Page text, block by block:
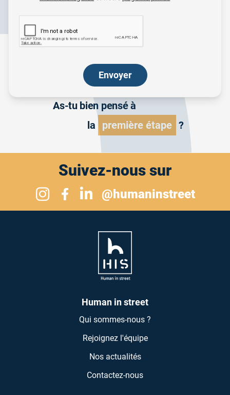
Envoyer
As-tu bien pensé à
la
première étape ?
Suivez-nous sur
Suivez-nous sur Instagram
Suivez-nous sur Facebook
Suivez-nous sur Linkedin
@humaninstreet
Human in street
Qui sommes-nous ?
Rejoignez l'équipe
Nos actualités
Contactez-nous